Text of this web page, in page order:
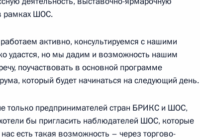
Героев Отечества
рамках ШОС.
активно, консультируемся с нашими
удастся, но мы дадим и возможность нашим
поучаствовать в основной программе
который будет начинаться на следующий день.
только предпринимателей стран БРИКС и ШОС,
бы пригласить наблюдателей ШОС, которые
есть такая возможность – через торгово-